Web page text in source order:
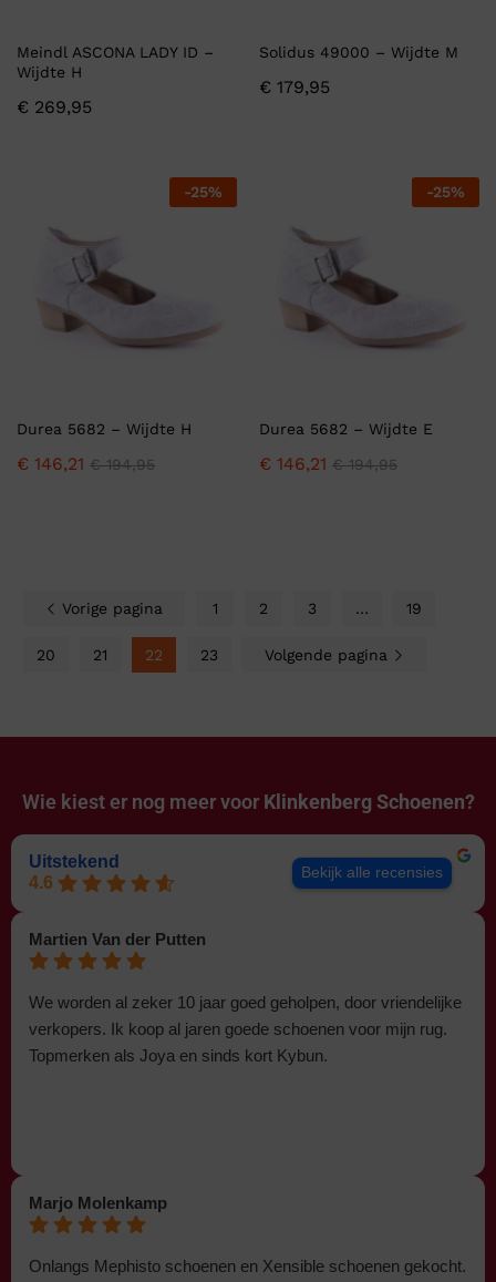
Meindl ASCONA LADY ID –
Wijdte H
€ 269,95
Solidus 49000 – Wijdte M
€ 179,95
-25%
Durea 5682 – Wijdte H
€ 146,21 €194,95
-25%
Durea 5682 – Wijdte E
€ 146,21 €194,95
Vorige pagina 1 2 3 … 19
20 21 22 23 Volgende pagina
Wie kiest er nog meer voor Klinkenberg Schoenen?
Uitstekend
4.6
Bekijk alle recensies
Martien Van der Putten
We worden al zeker 10 jaar goed geholpen, door vriendelijke
verkopers. Ik koop al jaren goede schoenen voor mijn rug.
Topmerken als Joya en sinds kort Kybun.
Marjo Molenkamp
Onlangs Mephisto schoenen en Xensible schoenen gekocht.